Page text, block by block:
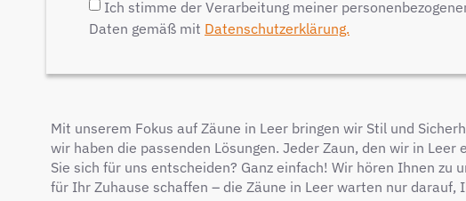
Ich stimme der Verarbeitung meiner
Daten gemäß mit Datenschutzerklärung.
Mit unserem Fokus auf Zäune in Leer bringen wir Stil und
wir haben die passenden Lösungen. Jeder Zaun, den wir in
Sie sich für uns entscheiden? Ganz einfach! Wir hören Ihnen
für Ihr Zuhause schaffen – die Zäune in Leer warten nur darauf,